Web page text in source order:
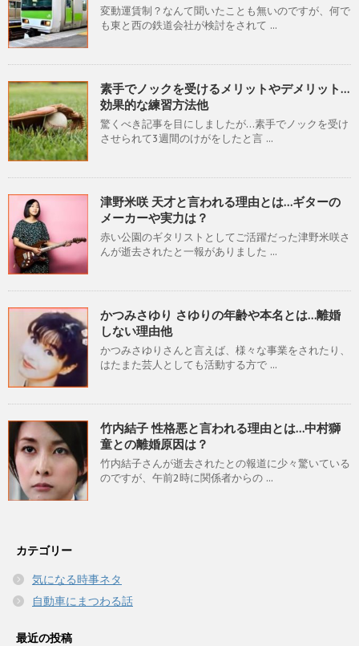
変動運賃制？なんて聞いたことも無いのですが、何で
も東と西の鉄道会社が検討をされて ...
素手でノックを受けるメリットやデメリット…
効果的な練習方法他
驚くべき記事を目にしましたが…素手でノックを受け
させられて3週間のけがをしたと言 ...
津野米咲 天才と言われる理由とは…ギターの
メーカーや実力は？
赤い公園のギタリストとしてご活躍だった津野米咲さ
んが逝去されたと一報がありました ...
かつみさゆり さゆりの年齢や本名とは…離婚
しない理由他
かつみさゆりさんと言えば、様々な事業をされたり、
はたまた芸人としても活動する方で ...
竹内結子 性格悪と言われる理由とは…中村獅
童との離婚原因は？
竹内結子さんが逝去されたとの報道に少々驚いている
のですが、午前2時に関係者からの ...
カテゴリー
気になる時事ネタ
自動車にまつわる話
最近の投稿